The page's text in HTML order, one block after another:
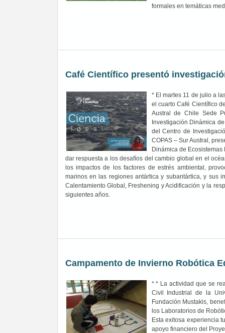
formales en temáticas
Café Científico presentó
* El martes 11 de julio a
el cuarto Café Científico
Austral de Chile Sede
Investigación Dinámica
del Centro de
COPAS – Sur Austral,
Dinámica de
dar respuesta a los desafíos del cambio global en el
los impactos de los factores de estrés ambiental,
marinos en las regiones antártica y subantártica, y sus
Calentamiento Global, Freshening y Acidificación y la
siguientes años.
Campamento de Invierno Robótica
* * La actividad que se
Civil Industrial de la
Fundación Mustakis,
los Laboratorios de
Esta exitosa experiencia
apoyo financiero del